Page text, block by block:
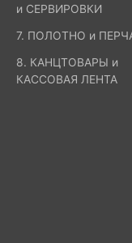
и СЕРВИРОВКИ
7. ПОЛОТНО и
8. КАНЦТОВАРЫ и
КАССОВАЯ ЛЕНТА